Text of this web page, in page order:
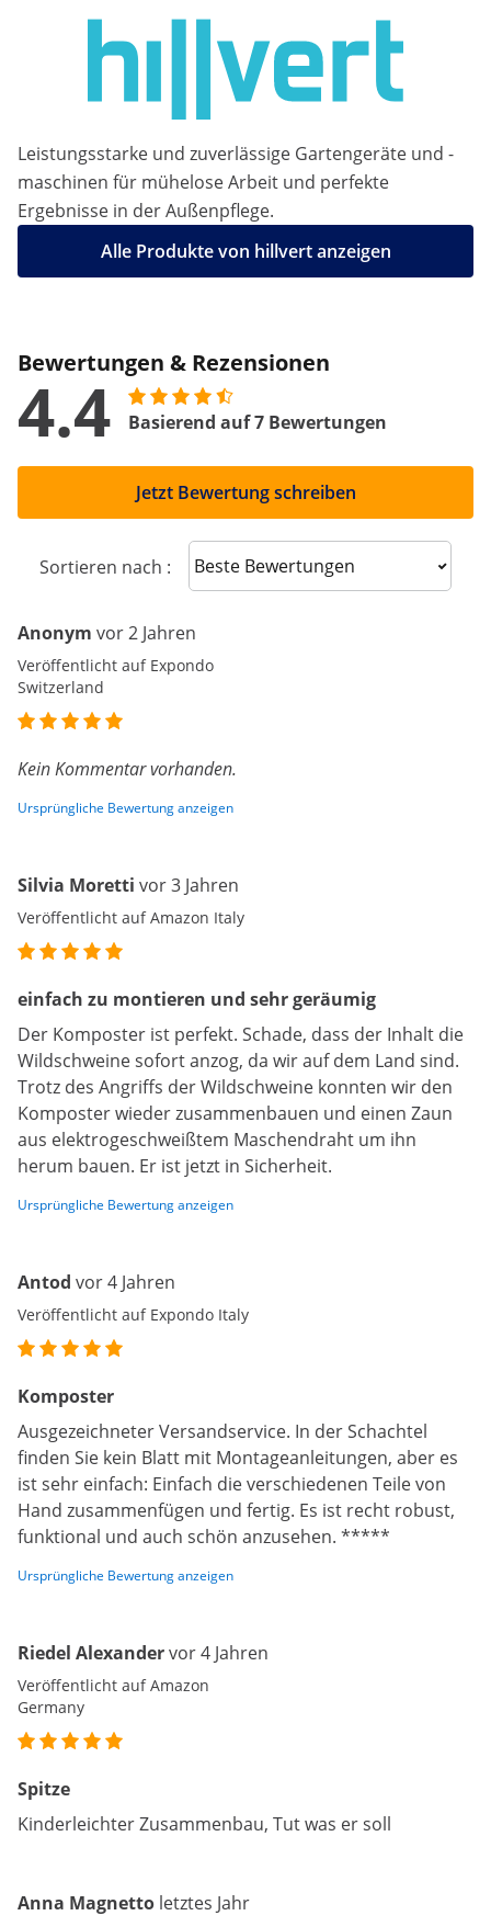
Leistungsstarke und zuverlässige Gartengeräte und -
maschinen für mühelose Arbeit und perfekte
Ergebnisse in der Außenpflege.
Alle Produkte von hillvert anzeigen
Bewertungen & Rezensionen
4.4 Basierend auf 7 Bewertungen
Jetzt Bewertung schreiben
Sortieren nach : Sort reviews
Anonym vor 2 Jahren
Veröffentlicht auf Expondo
Switzerland
Kein Kommentar vorhanden.
Ursprüngliche Bewertung anzeigen
Silvia Moretti vor 3 Jahren
Veröffentlicht auf Amazon Italy
einfach zu montieren und sehr geräumig
Der Komposter ist perfekt. Schade, dass der Inhalt die
Wildschweine sofort anzog, da wir auf dem Land sind.
Trotz des Angriffs der Wildschweine konnten wir den
Komposter wieder zusammenbauen und einen Zaun
aus elektrogeschweißtem Maschendraht um ihn
herum bauen. Er ist jetzt in Sicherheit.
Ursprüngliche Bewertung anzeigen
Antod vor 4 Jahren
Veröffentlicht auf Expondo Italy
Komposter
Ausgezeichneter Versandservice. In der Schachtel
finden Sie kein Blatt mit Montageanleitungen, aber es
ist sehr einfach: Einfach die verschiedenen Teile von
Hand zusammenfügen und fertig. Es ist recht robust,
funktional und auch schön anzusehen. *****
Ursprüngliche Bewertung anzeigen
Riedel Alexandervor 4 Jahren
Veröffentlicht auf Amazon
Germany
Spitze
Kinderleichter Zusammenbau, Tut was er soll
Anna Magnetto letztes Jahr